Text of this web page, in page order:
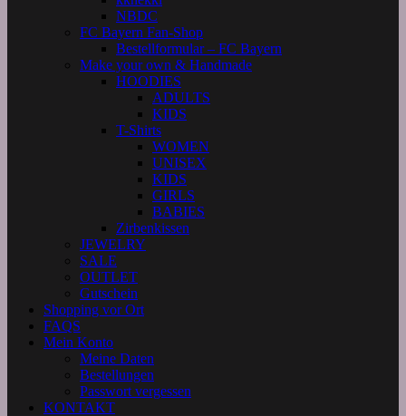
NBDC
FC Bayern Fan-Shop
Bestellformular – FC Bayern
Make your own & Handmade
HOODIES
ADULTS
KIDS
T-Shirts
WOMEN
UNISEX
KIDS
GIRLS
BABIES
Zirbenkissen
JEWELRY
SALE
OUTLET
Gutschein
Shopping vor Ort
FAQS
Mein Konto
Meine Daten
Bestellungen
Passwort vergessen
KONTAKT